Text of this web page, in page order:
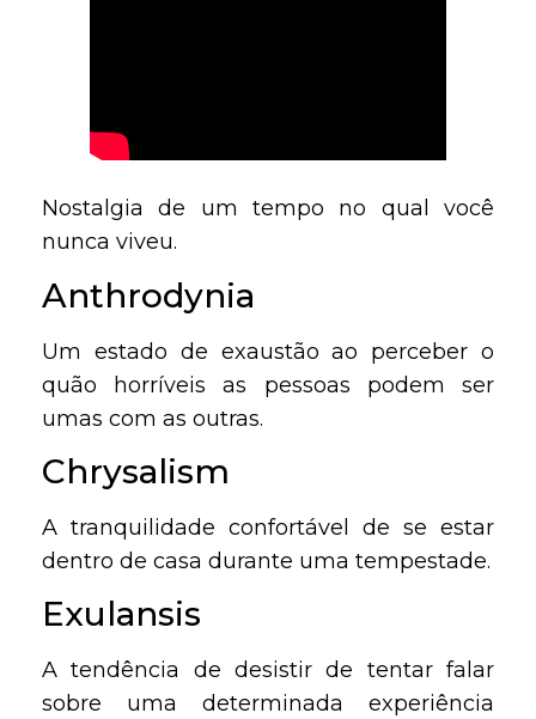
Nostalgia de um tempo no qual você
nunca viveu.
Anthrodynia
Um estado de exaustão ao perceber o
quão horríveis as pessoas podem ser
umas com as outras.
Chrysalism
A tranquilidade confortável de se estar
dentro de casa durante uma tempestade.
Exulansis
A tendência de desistir de tentar falar
sobre uma determinada experiência